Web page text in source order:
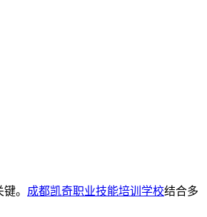
。 成都凯奇职业技能培训学校结合多